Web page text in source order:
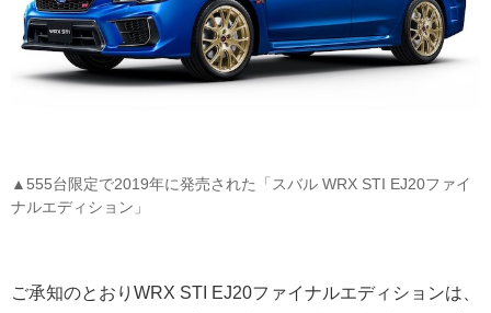
▲555台限定で2019年に発売された「スバル WRX STI EJ20ファイ
ナルエディション」
ご承知のとおりWRX STI EJ20ファイナルエディションは、